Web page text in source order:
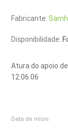
Fabricante:
Disponibilidade:
Atura do apoio
12.06.06
Data de início: